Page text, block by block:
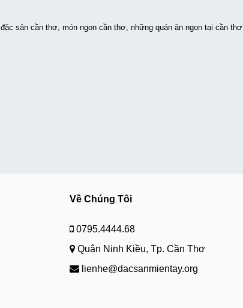
đặc sản cần thơ món ngon cần thơ những quán ăn ngon tại cần thơ
Về Chúng Tôi
0795.4444.68
Quận Ninh Kiều, Tp. Cần Thơ
lienhe@dacsanmientay.org